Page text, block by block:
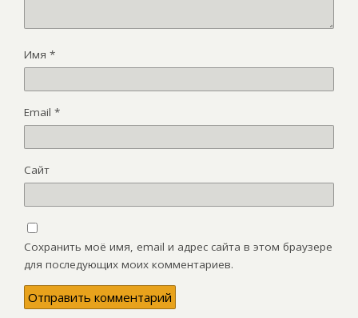
Имя *
Email *
Сайт
Сохранить моё имя, email и адрес сайта в этом браузере
для последующих моих комментариев.